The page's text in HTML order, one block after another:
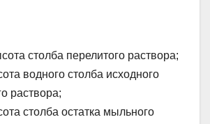
столба перелитого раствора;
водного столба исходного
раствора;
столба остатка мыльного